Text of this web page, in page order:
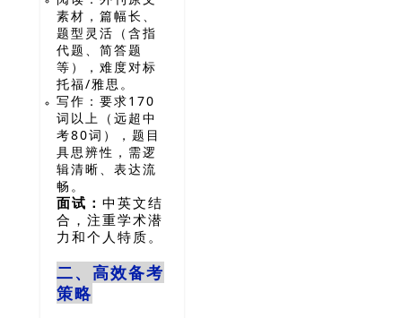
素材，篇幅长、
题型灵活（含指
代题、简答题
等），难度对标
托福/雅思。
写作：要求170
词以上（远超中
考80词），题目
具思辨性，需逻
辑清晰、表达流
畅。
面试：中英文结
合，注重学术潜
力和个人特质。
二、高效备考
策略